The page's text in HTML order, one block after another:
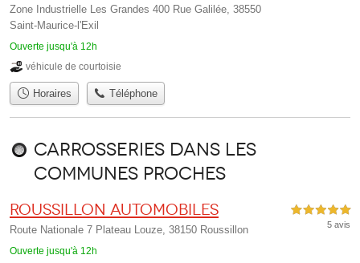
Zone Industrielle Les Grandes 400 Rue Galilée, 38550
Saint-Maurice-l'Exil
Ouverte jusqu'à 12h
véhicule de courtoisie
Horaires Téléphone
Carrosseries dans les
communes proches
Roussillon Automobiles
Route Nationale 7 Plateau Louze, 38150 Roussillon
Ouverte jusqu'à 12h
5,0 étoiles sur 5
5 avis